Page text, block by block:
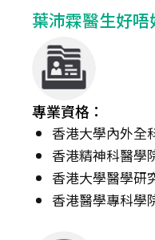
葉沛霖醫生好唔
專業資格：
香港大學內外全
香港精神科醫學
香港大學醫學研
香港醫學專科學